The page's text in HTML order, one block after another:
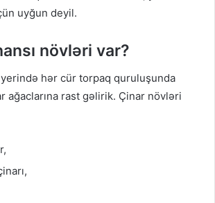
uyğun deyil.
növləri var?
yerində hər cür torpaq quruluşunda
ağaclarına rast gəlirik. Çinar növləri